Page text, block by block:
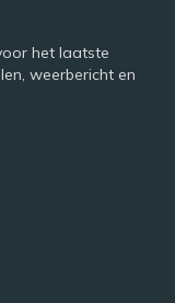
het laatste
weerbericht en